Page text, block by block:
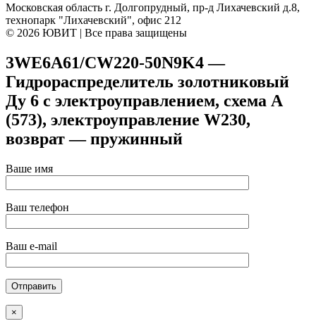
Московская область г. Долгопрудный, пр-д Лихачевский д.8,
технопарк "Лихачевский", офис 212
© 2026 ЮВИТ | Все права защищены
3WE6A61/CW220-50N9K4 —
Гидрораспределитель золотниковый
Ду 6 с электроуправлением, схема A
(573), электроуправление W230,
возврат — пружинный
Ваше имя
Ваш телефон
Ваш e-mail
×